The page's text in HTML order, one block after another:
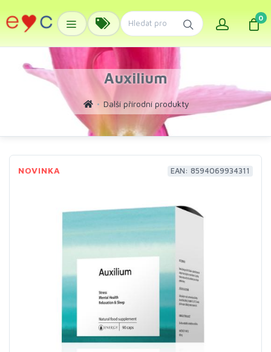
0
Auxilium
Další přírodní produkty
NOVINKA EAN: 8594069934311